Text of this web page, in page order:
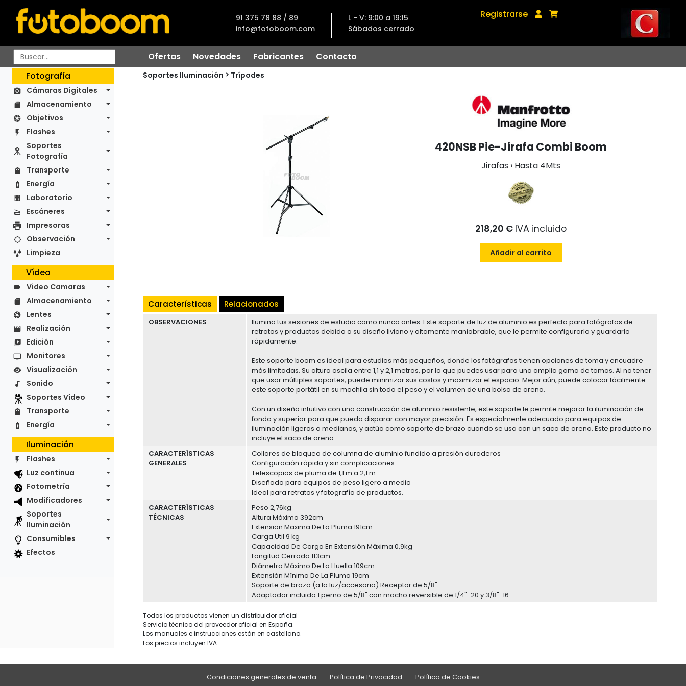
91 375 78 88 / 89
info@fotoboom.com
L - V: 9:00 a 19:15
Sábados cerrado
Registrarse
Ofertas Novedades Fabricantes
Contacto
Fotografía
Cámaras Digitales
Almacenamiento
Objetivos
Flashes
Soportes
Fotografía
Transporte
Energía
Laboratorio
Escáneres
Impresoras
Observación
Limpieza
Vídeo
Video Camaras
Almacenamiento
Lentes
Realización
Edición
Monitores
Visualización
Sonido
Soportes Vídeo
Transporte
Energía
Iluminación
Flashes
Luz continua
Fotometría
Modificadores
Soportes
Iluminación
Consumibles
Efectos
Soportes Iluminación Trípodes
420NSB Pie-Jirafa Combi Boom
Jirafas › Hasta 4Mts
218,20 € IVA incluido
Añadir al carrito
Características Relacionados
OBSERVACIONES
Ilumina tus sesiones de estudio como nunca antes. Este soporte de luz de aluminio es perfecto para fotógrafos de
retratos y productos debido a su diseño liviano y altamente maniobrable, que le permite configurarlo y guardarlo
rápidamente.
Este soporte boom es ideal para estudios más pequeños, donde los fotógrafos tienen opciones de toma y encuadre
más limitadas. Su altura oscila entre 1,1 y 2,1 metros, por lo que puedes usar para una amplia gama de tomas. Al no tener
que usar múltiples soportes, puede minimizar sus costos y maximizar el espacio. Mejor aún, puede colocar fácilmente
este soporte portátil en su mochila sin todo el peso y el volumen de una bolsa de arena.
Con un diseño intuitivo con una construcción de aluminio resistente, este soporte le permite mejorar la iluminación de
fondo y superior para que pueda disparar con mayor precisión. Es especialmente adecuado para equipos de
iluminación ligeros o medianos, y actúa como soporte de brazo cuando se usa con un saco de arena. Este producto no
incluye el saco de arena.
CARACTERÍSTICAS
GENERALES
Collares de bloqueo de columna de aluminio fundido a presión duraderos
Configuración rápida y sin complicaciones
Telescopios de pluma de 1,1 m a 2,1 m
Diseñado para equipos de peso ligero a medio
Ideal para retratos y fotografía de productos.
CARACTERÍSTICAS
TÉCNICAS
Peso 2,76kg
Altura Máxima 392cm
Extension Maxima De La Pluma 191cm
Carga Util 9 kg
Capacidad De Carga En Extensión Máxima 0,9kg
Longitud Cerrada 113cm
Diámetro Máximo De La Huella 109cm
Extensión Mínima De La Pluma 19cm
Soporte de brazo (a la luz/accesorio) Receptor de 5/8"
Adaptador incluido 1 perno de 5/8" con macho reversible de 1/4"-20 y 3/8"-16
Todos los productos vienen un distribuidor oficial
Servicio técnico del proveedor oficial en España.
Los manuales e instrucciones están en castellano.
Los precios incluyen IVA.
Condiciones generales de venta Política de Privacidad Política de Cookies